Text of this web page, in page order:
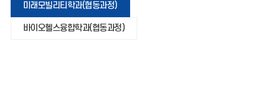
미래모빌리티학과(협동과정)
바이오헬스융합학과(협동과정)